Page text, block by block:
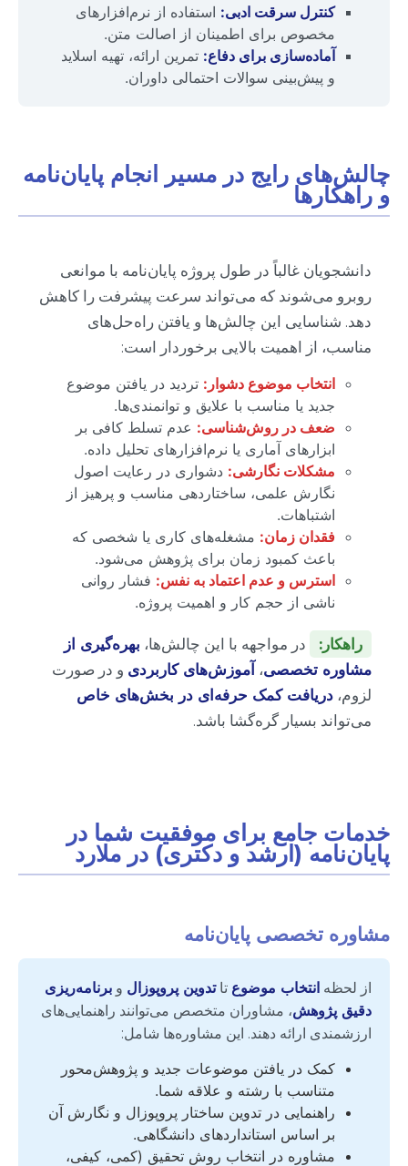
کنترل سرقت ادبی: استفاده از نرم‌افزارهای
مخصوص برای اطمینان از اصالت متن.
آماده‌سازی برای دفاع: تمرین ارائه، تهیه اسلاید
و پیش‌بینی سوالات احتمالی داوران.
چالش‌های رایج در مسیر انجام پایان‌نامه
و راهکارها
دانشجویان غالباً در طول پروژه پایان‌نامه با موانعی
روبرو می‌شوند که می‌تواند سرعت پیشرفت را کاهش
دهد. شناسایی این چالش‌ها و یافتن راه‌حل‌های
مناسب، از اهمیت بالایی برخوردار است:
انتخاب موضوع دشوار: تردید در یافتن موضوع
جدید یا مناسب با علایق و توانمندی‌ها.
ضعف در روش‌شناسی: عدم تسلط کافی بر
ابزارهای آماری یا نرم‌افزارهای تحلیل داده.
مشکلات نگارشی: دشواری در رعایت اصول
نگارش علمی، ساختاردهی مناسب و پرهیز از
اشتباهات.
فقدان زمان: مشغله‌های کاری یا شخصی که
باعث کمبود زمان برای پژوهش می‌شود.
استرس و عدم اعتماد به نفس: فشار روانی
ناشی از حجم کار و اهمیت پروژه.
راهکار: در مواجهه با این چالش‌ها، بهره‌گیری از
مشاوره تخصصی، آموزش‌های کاربردی و در صورت
لزوم، دریافت کمک حرفه‌ای در بخش‌های خاص
می‌تواند بسیار گره‌گشا باشد.
خدمات جامع برای موفقیت شما در
پایان‌نامه (ارشد و دکتری) در ملارد
مشاوره تخصصی پایان‌نامه
از لحظه انتخاب موضوع تاتدوین پروپوزال و برنامه‌ریزی
دقیق پژوهش، مشاوران متخصص می‌توانند راهنمایی‌های
ارزشمندی ارائه دهند. این مشاوره‌ها شامل:
کمک در یافتن موضوعات جدید و پژوهش‌محور
متناسب با رشته و علاقه شما.
راهنمایی در تدوین ساختار پروپوزال و نگارش آن
بر اساس استانداردهای دانشگاهی.
مشاوره در انتخاب روش تحقیق (کمی، کیفی،